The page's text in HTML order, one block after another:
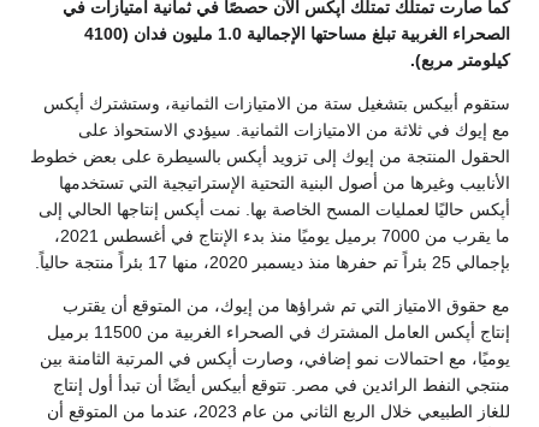
كما صارت تمتلك تمتلك أپكس الآن حصصًا في ثمانية امتيازات في
الصحراء الغربية تبلغ مساحتها الإجمالية 1.0 مليون فدان (4100
كيلومتر مربع).
ستقوم أبيكس بتشغيل ستة من الامتيازات الثمانية، وستشترك أپكس
مع إيوك في ثلاثة من الامتيازات الثمانية. سيؤدي الاستحواذ على
الحقول المنتجة من إيوك إلى تزويد أپكس بالسيطرة على بعض خطوط
الأنابيب وغيرها من أصول البنية التحتية الإستراتيجية التي تستخدمها
أپكس حاليًا لعمليات المسح الخاصة بها. نمت أپكس إنتاجها الحالي إلى
ما يقرب من 7000 برميل يوميًا منذ بدء الإنتاج في أغسطس 2021،
بإجمالي 25 بئراً تم حفرها منذ ديسمبر 2020، منها 17 بئراً منتجة حالياً.
مع حقوق الامتياز التي تم شراؤها من إيوك، من المتوقع أن يقترب
إنتاج أپكس العامل المشترك في الصحراء الغربية من 11500 برميل
يوميًا، مع احتمالات نمو إضافي، وصارت أپكس في المرتبة الثامنة بين
منتجي النفط الرائدين في مصر. تتوقع أبيكس أيضًا أن تبدأ أول إنتاج
للغاز الطبيعي خلال الربع الثاني من عام 2023، عندما من المتوقع أن